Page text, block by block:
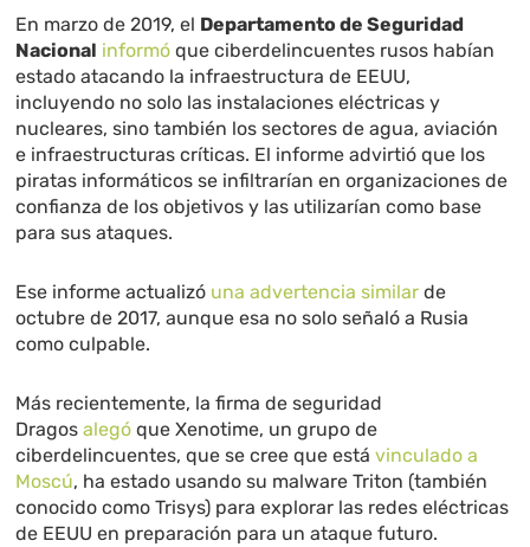
En marzo de 2019, el Departamento de Seguridad
Nacional informó que ciberdelincuentes rusos habían
estado atacando la infraestructura de EEUU,
incluyendo no solo las instalaciones eléctricas y
nucleares, sino también los sectores de agua, aviación
e infraestructuras críticas. El informe advirtió que los
piratas informáticos se infiltrarían en organizaciones de
confianza de los objetivos y las utilizarían como base
para sus ataques.
Ese informe actualizó una advertencia similar de
octubre de 2017, aunque esa no solo señaló a Rusia
como culpable.
Más recientemente, la firma de seguridad
Dragosalegó que Xenotime, un grupo de
ciberdelincuentes, que se cree que estávinculado a
Moscú, ha estado usando su malware Triton (también
conocido como Trisys) para explorar las redes eléctricas
de EEUU en preparación para un ataque futuro.